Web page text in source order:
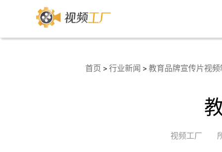
首页 > 行业新闻 > 教育品牌宣传片视频
视频工厂